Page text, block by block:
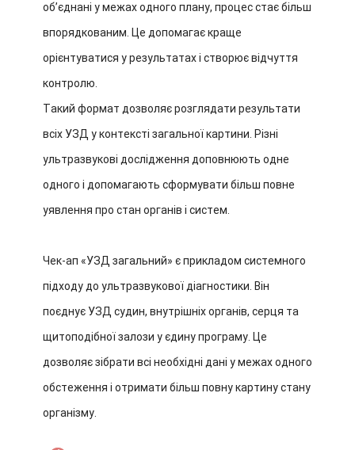
обʼєднані у межах одного плану, процес стає більш
впорядкованим. Це допомагає краще
орієнтуватися у результатах і створює відчуття
контролю.
Такий формат дозволяє розглядати результати
всіх УЗД у контексті загальної картини. Різні
ультразвукові дослідження доповнюють одне
одного і допомагають сформувати більш повне
уявлення про стан органів і систем.
Чек-ап «УЗД загальний» є прикладом системного
підходу до ультразвукової діагностики. Він
поєднує УЗД судин, внутрішніх органів, серця та
щитоподібної залози у єдину програму. Це
дозволяє зібрати всі необхідні дані у межах одного
обстеження і отримати більш повну картину стану
організму.